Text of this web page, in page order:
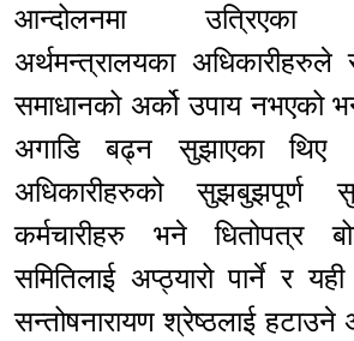
आन्दोलनमा उत्रिएका
अर्थमन्त्रालयका
समाधानको अर्को उपाय नभएको
अगाडि बढ्न सुझाएका
अधिकारीहरुको सुझबुझपूर्ण
कर्मचारीहरु भने धितोपत्र
समितिलाई अप्ठ्यारो पार्ने र यही
सन्तोषनारायण श्रेष्ठलाई हटाउने